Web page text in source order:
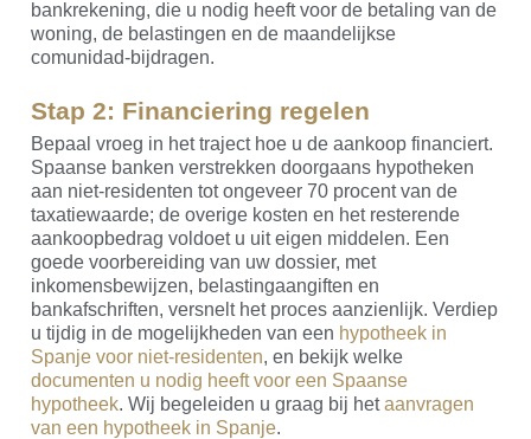
bankrekening, die u nodig heeft voor de betaling van de
woning, de belastingen en de maandelijkse
comunidad-bijdragen.
Stap 2: Financiering regelen
Bepaal vroeg in het traject hoe u de aankoop financiert.
Spaanse banken verstrekken doorgaans hypotheken
aan niet-residenten tot ongeveer 70 procent van de
taxatiewaarde; de overige kosten en het resterende
aankoopbedrag voldoet u uit eigen middelen. Een
goede voorbereiding van uw dossier, met
inkomensbewijzen, belastingaangiften en
bankafschriften, versnelt het proces aanzienlijk. Verdiep
u tijdig in de mogelijkheden van een hypotheek in
Spanje voor niet-residenten, en bekijk welke
documenten u nodig heeft voor een Spaanse
hypotheek. Wij begeleiden u graag bij hetaanvragen
van een hypotheek in Spanje.